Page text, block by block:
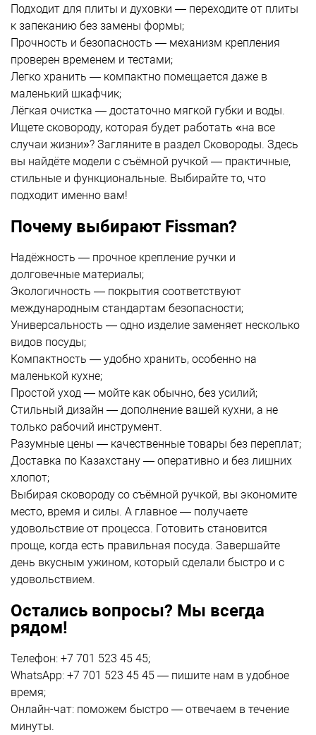
Подходит для плиты и духовки — переходите от плиты
к запеканию без замены формы;
Прочность и безопасность — механизм крепления
проверен временем и тестами;
Легко хранить — компактно помещается даже в
маленький шкафчик;
Лёгкая очистка — достаточно мягкой губки и воды.
Ищете сковороду, которая будет работать «на все
случаи жизни»? Загляните в раздел Сковороды. Здесь
вы найдёте модели с съёмной ручкой — практичные,
стильные и функциональные. Выбирайте то, что
подходит именно вам!
Почему выбирают Fissman?
Надёжность — прочное крепление ручки и
долговечные материалы;
Экологичность — покрытия соответствуют
международным стандартам безопасности;
Универсальность — одно изделие заменяет несколько
видов посуды;
Компактность — удобно хранить, особенно на
маленькой кухне;
Простой уход — мойте как обычно, без усилий;
Стильный дизайн — дополнение вашей кухни, а не
только рабочий инструмент.
Разумные цены — качественные товары без переплат;
Доставка по Казахстану — оперативно и без лишних
хлопот;
Выбирая сковороду со съёмной ручкой, вы экономите
место, время и силы. А главное — получаете
удовольствие от процесса. Готовить становится
проще, когда есть правильная посуда. Завершайте
день вкусным ужином, который сделали быстро и с
удовольствием.
Остались вопросы? Мы всегда
рядом!
Телефон: +7 701 523 45 45;
WhatsApp: +7 701 523 45 45 — пишите нам в удобное
время;
Онлайн-чат: поможем быстро — отвечаем в течение
минуты.